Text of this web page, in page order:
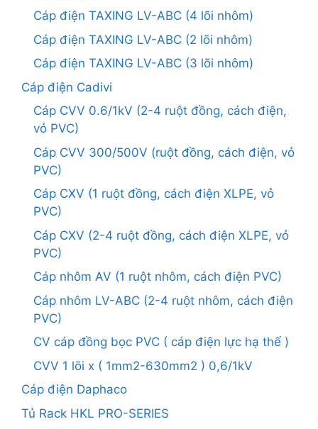
Cáp điện TAXING LV-ABC (4 lõi nhôm)
Cáp điện TAXING LV-ABC (2 lõi nhôm)
Cáp điện TAXING LV-ABC (3 lõi nhôm)
Cáp điện Cadivi
Cáp CVV 0.6/1kV (2-4 ruột đồng, cách điện,
vỏ PVC)
Cáp CVV 300/500V (ruột đồng, cách điện, vỏ
PVC)
Cáp CXV (1 ruột đồng, cách điện XLPE, vỏ
PVC)
Cáp CXV (2-4 ruột đồng, cách điện XLPE, vỏ
PVC)
Cáp nhôm AV (1 ruột nhôm, cách điện PVC)
Cáp nhôm LV-ABC (2-4 ruột nhôm, cách điện
PVC)
CV cáp đồng bọc PVC ( cáp điện lực hạ thế )
CVV 1 lõi x ( 1mm2-630mm2 ) 0,6/1kV
Cáp điện Daphaco
Tủ Rack HKL PRO-SERIES